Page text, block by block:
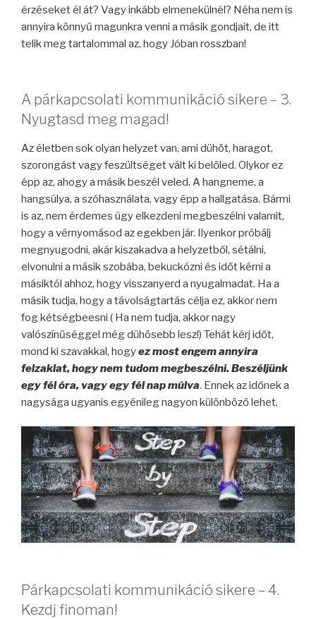
érzéseket él át? Vagy inkább elmenekülnél? Néha nem is
annyira könnyű magunkra venni a másik gondjait, de itt
telik meg tartalommal az, hogy Jóban rosszban!
A párkapcsolati kommunikáció sikere – 3.
Nyugtasd meg magad!
Az életben sok olyan helyzet van, ami dühöt, haragot,
szorongást vagy feszültséget vált ki belőled. Olykor ez
épp az, ahogy a másik beszél veled. A hangneme, a
hangsúlya, a szóhasználata, vagy épp a hallgatása. Bármi
is az, nem érdemes úgy elkezdeni megbeszélni valamit,
hogy a vérnyomásod az egekben jár. Ilyenkor próbálj
megnyugodni, akár kiszakadva a helyzetből, sétálni,
elvonulni a másik szobába, bekuckózni és időt kérni a
másiktól ahhoz, hogy visszanyerd a nyugalmadat. Ha a
másik tudja, hogy a távolságtartás célja ez, akkor nem
fog kétségbeesni ( Ha nem tudja, akkor nagy
valószínűséggel még dühösebb lesz!) Tehát kérj időt,
mond ki szavakkal, hogyez most engem annyira
felzaklat, hogy nem tudom megbeszélni. Beszéljünk
egy fél óra, vagy egy fél nap múlva. Ennek az időnek a
nagysága ugyanis egyénileg nagyon különböző lehet.
Párkapcsolati kommunikáció sikere – 4.
Kezdj finoman!